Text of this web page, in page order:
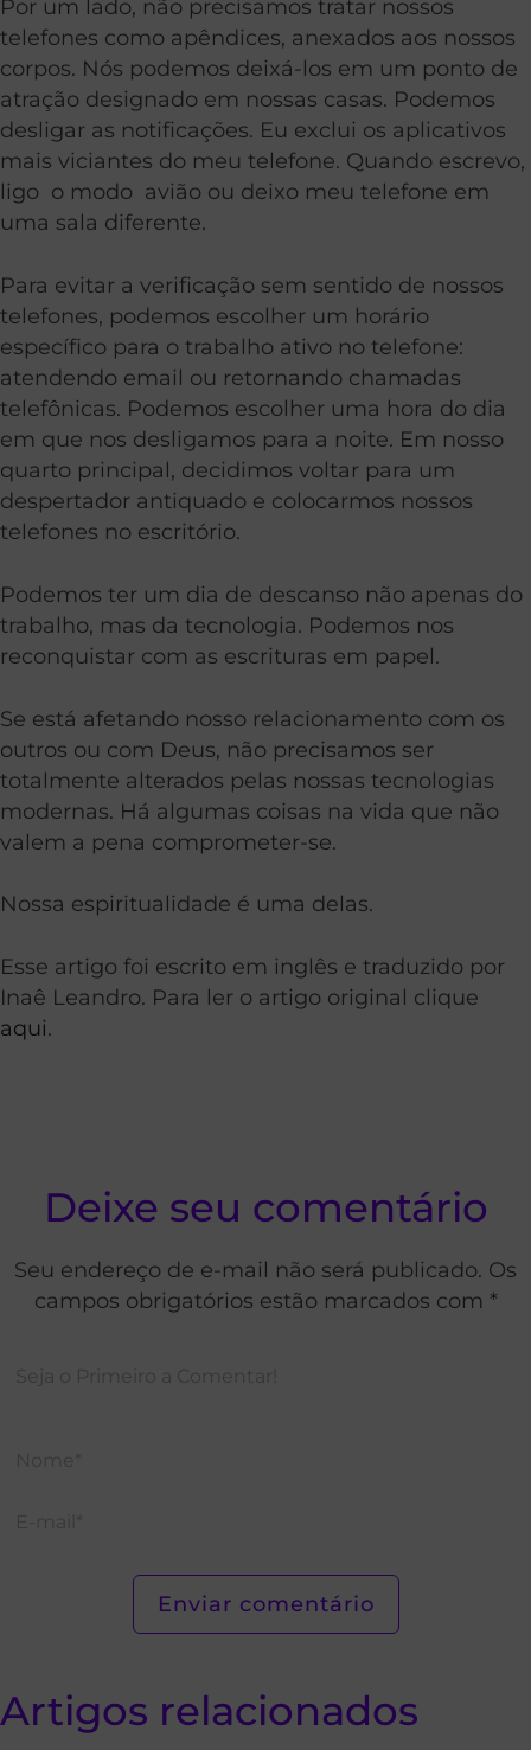
Por um lado, não precisamos tratar nossos
telefones como apêndices, anexados aos nossos
corpos. Nós podemos deixá-los em um ponto de
atração designado em nossas casas. Podemos
desligar as notificações. Eu exclui os aplicativos
mais viciantes do meu telefone. Quando escrevo,
ligo o modo avião ou deixo meu telefone em
uma sala diferente.
Para evitar a verificação sem sentido de nossos
telefones, podemos escolher um horário
específico para o trabalho ativo no telefone:
atendendo email ou retornando chamadas
telefônicas. Podemos escolher uma hora do dia
em que nos desligamos para a noite. Em nosso
quarto principal, decidimos voltar para um
despertador antiquado e colocarmos nossos
telefones no escritório.
Podemos ter um dia de descanso não apenas do
trabalho, mas da tecnologia. Podemos nos
reconquistar com as escrituras em papel.
Se está afetando nosso relacionamento com os
outros ou com Deus, não precisamos ser
totalmente alterados pelas nossas tecnologias
modernas. Há algumas coisas na vida que não
valem a pena comprometer-se.
Nossa espiritualidade é uma delas.
Esse artigo foi escrito em inglês e traduzido por
Inaê Leandro. Para ler o artigo original clique
aqui.
Deixe seu comentário
Seu endereço de e-mail não será publicado. Os
campos obrigatórios estão marcados com *
Artigos relacionados